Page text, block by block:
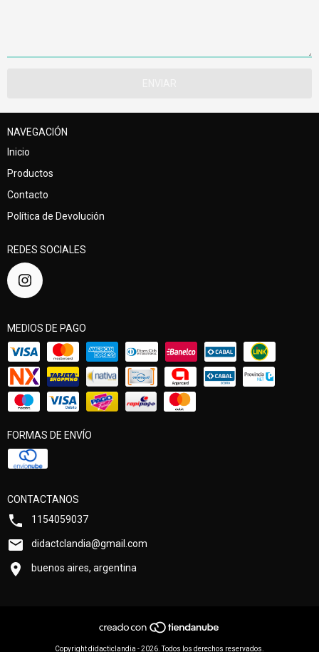
NAVEGACIÓN
Inicio
Productos
Contacto
Política de Devolución
REDES SOCIALES
MEDIOS DE PAGO
FORMAS DE ENVÍO
CONTACTANOS
1154059037
didactclandia@gmail.com
buenos aires, argentina
Copyright didacticlandia - 2026. Todos los derechos reservados.